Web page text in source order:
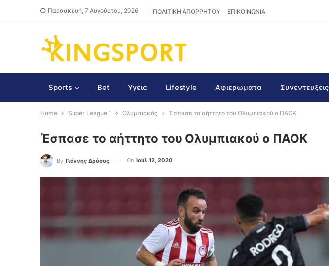
Παρασκευή, 7 Αυγούστου, 2026 ΠΟΛΙΤΙΚΗ ΑΠΟΡΡΗΤΟΥ ΕΠΙΚΟΙΝΩΝΙΑ
Sports Bet Υγεια Lifestyle Αφιερωματα Συνεντευξεις
Home Super League 1 Ολυμπιακός Έσπασε το αήττητο του Ολυμπιακού ο ΠΑΟΚ
Έσπασε το αήττητο του Ολυμπιακού ο ΠΑΟΚ
By Γιάννης Δρόσος On Ιούλ 12, 2020